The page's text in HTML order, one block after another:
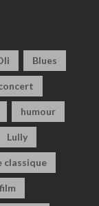
Blues
humour
Lully
classique